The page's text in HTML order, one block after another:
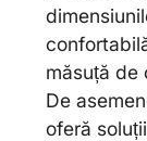
măsuță de
De
oferă